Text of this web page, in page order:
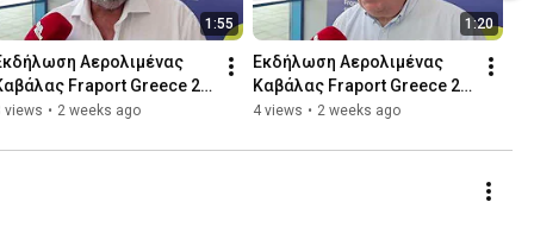
1:55
Αερολιμένας
Fraport Greece 20
2026 Αρχοντής
views • 2 weeks ago
1:20
Εκδήλωση Αερολιμένας
Καβάλας Fraport Greece 20
07 2026 Μαρκόπουλος
4 views • 2 weeks ago